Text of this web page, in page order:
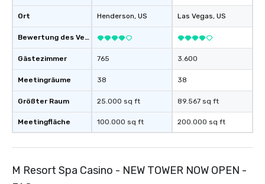
Ort
Bewertung des Veranstaltungsortes
Gästezimmer
Meetingräume
Größter Raum
Meetingfläche
Henderson, US
765
38
25.000 sq ft
100.000 sq ft
Las Vegas, US
3.600
38
89.567 sq ft
200.000 sq ft
M Resort Spa Casino - NEW TOWER NOW OPEN -